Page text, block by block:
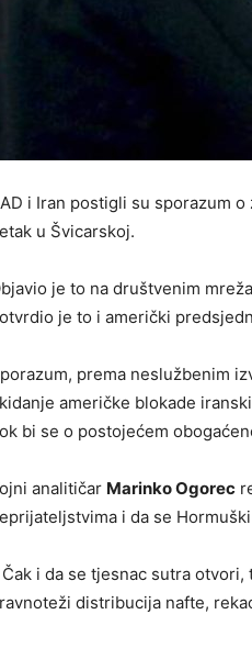
i Iran postigli su sporazum
u Švicarskoj.
je to na društvenim
je to i američki
prema neslužbenim
američke blokade
bi se o postojećem
analitičar Marinko Ogorec
i da se
Čak i da se tjesnac sutra
distribucija nafte,